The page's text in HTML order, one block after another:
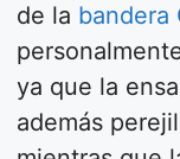
de la bandera
ya que la
además